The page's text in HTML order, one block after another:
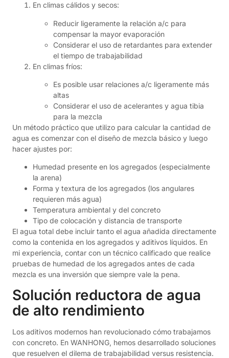
En climas cálidos y secos:
Reducir ligeramente la relación a/c para
compensar la mayor evaporación
Considerar el uso de retardantes para extender
el tiempo de trabajabilidad
En climas fríos:
Es posible usar relaciones a/c ligeramente más
altas
Considerar el uso de acelerantes y agua tibia
para la mezcla
Un método práctico que utilizo para calcular la cantidad de
agua es comenzar con el diseño de mezcla básico y luego
hacer ajustes por:
Humedad presente en los agregados (especialmente
la arena)
Forma y textura de los agregados (los angulares
requieren más agua)
Temperatura ambiental y del concreto
Tipo de colocación y distancia de transporte
El agua total debe incluir tanto el agua añadida directamente
como la contenida en los agregados y aditivos líquidos. En
mi experiencia, contar con un técnico calificado que realice
pruebas de humedad de los agregados antes de cada
mezcla es una inversión que siempre vale la pena.
Solución reductora de agua
de alto rendimiento
Los aditivos modernos han revolucionado cómo trabajamos
con concreto. En WANHONG, hemos desarrollado soluciones
que resuelven el dilema de trabajabilidad versus resistencia.